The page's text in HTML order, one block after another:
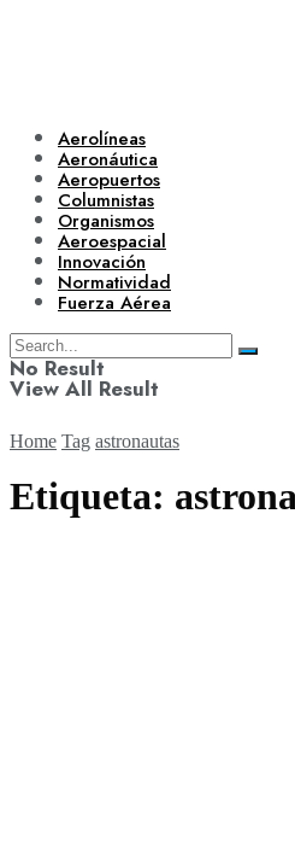
Aerolíneas
Aeronáutica
Aeropuertos
Columnistas
Organismos
Aeroespacial
Innovación
Normatividad
Fuerza Aérea
No Result
View All Result
Home Tag astronautas
Etiqueta: